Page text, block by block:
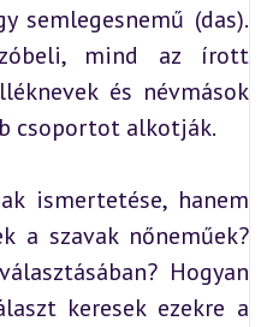
semlegesnemű (das).
mind az írott
és névmások
csoportot alkotják.
ismertetése, hanem
a szavak nőneműek?
Hogyan
keresek ezekre a